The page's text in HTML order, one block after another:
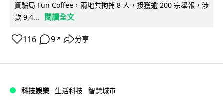
資騙局 Fun Coffee，兩地共拘捕 8 人，接獲逾 200 宗舉報，涉
款 9,4...
閱讀全文
116 9 ↗ 分享
科技娛樂 生活科技 智慧城市